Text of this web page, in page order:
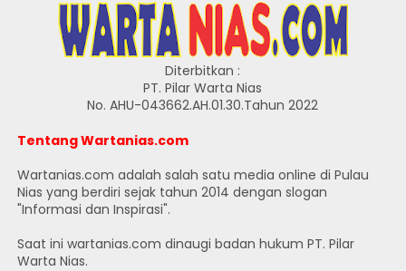
Diterbitkan :
PT. Pilar Warta Nias
No. AHU-043662.AH.01.30.Tahun 2022
Tentang Wartanias.com
Wartanias.com adalah salah satu media online di Pulau
Nias yang berdiri sejak tahun 2014 dengan slogan
"Informasi dan Inspirasi".
Saat ini wartanias.com dinaugi badan hukum PT. Pilar
Warta Nias.